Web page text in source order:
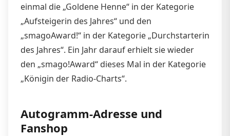
einmal die „Goldene Henne“ in der Kategorie
„Aufsteigerin des Jahres“ und den
„smagoAward!“ in der Kategorie „Durchstarterin
des Jahres“. Ein Jahr darauf erhielt sie wieder
den „smago!Award“ dieses Mal in der Kategorie
„Königin der Radio-Charts“.
Autogramm-Adresse und
Fanshop